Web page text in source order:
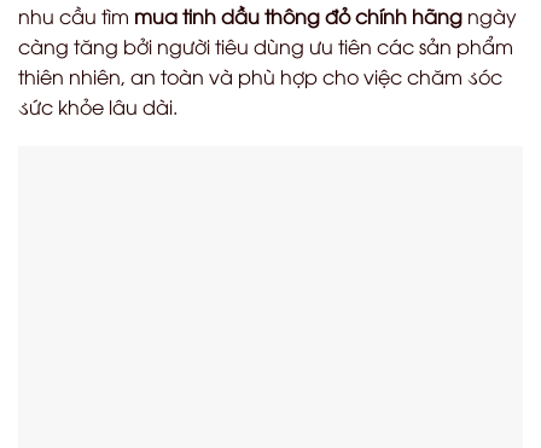
nhu cầu tìm mua tinh dầu thông đỏ chính hãng ngày
càng tăng bởi người tiêu dùng ưu tiên các sản phẩm
thiên nhiên, an toàn và phù hợp cho việc chăm ડóc
ડức khỏe lâu dài.